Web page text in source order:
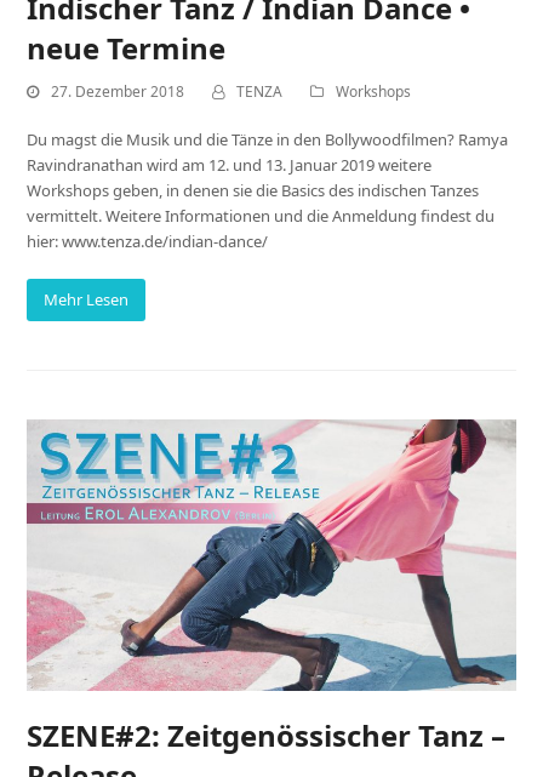
Indischer Tanz / Indian Dance •
neue Termine
27. Dezember 2018 TENZA Workshops
Du magst die Musik und die Tänze in den Bollywoodfilmen? Ramya
Ravindranathan wird am 12. und 13. Januar 2019 weitere
Workshops geben, in denen sie die Basics des indischen Tanzes
vermittelt. Weitere Informationen und die Anmeldung findest du
hier: www.tenza.de/indian-dance/
Mehr Lesen
SZENE#2: Zeitgenössischer Tanz –